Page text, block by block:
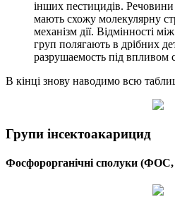
інших пестицидів. Речовини
мають схожу молекулярну
механізм дії. Відмінності
груп полягають в дрібних
разрушаемость під впливом
В кінці знову наводимо всю
Групи інсектоакарицид
Фосфорорганічні сполуки